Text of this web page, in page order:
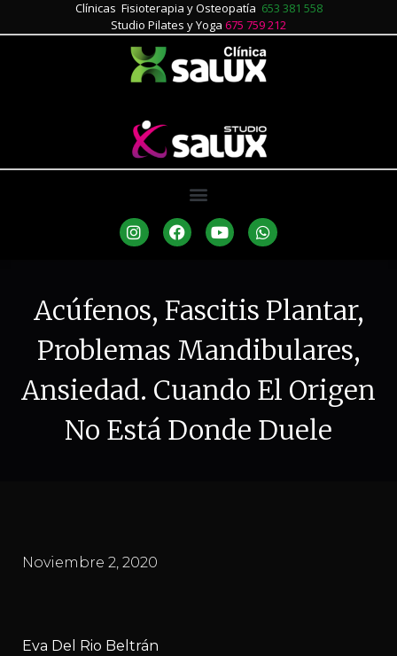
Clínicas Fisioterapia y Osteopatía 653 381 558
Studio Pilates y Yoga 675 759 212
Acúfenos, Fascitis Plantar,
Problemas Mandibulares,
Ansiedad. Cuando El Origen
No Está Donde Duele
Noviembre 2, 2020
Eva Del Rio Beltrán